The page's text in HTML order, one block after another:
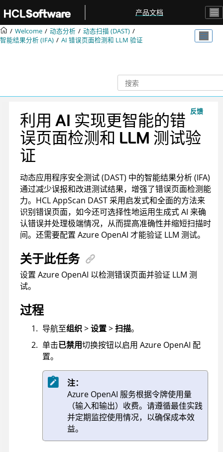
产品文档
Welcome 动态分析
动态扫描 (DAST)
智能结果分析 (IFA)
AI 错误页面检测和 LLM 验证
反馈
利用 AI 实现更智能的错
误页面检测和 LLM 测试验
证
动态应用程序安全测试 (DAST) 中的智能结果分析 (IFA)
通过减少误报和改进测试结果，增强了错误页面检测能
力。HCL AppScan DAST 采用启发式和全面的方法来
识别错误页面，如今还可选择性地运用生成式 AI 来确
认错误并处理极端情况，从而提高准确性并缩短扫描时
间。还需要配置 Azure OpenAI 才能验证 LLM 测试。
关于此任务
设置 Azure OpenAI 以检测错误页面并验证 LLM 测
试。
过程
导航至组织>设置>扫描。
单击已禁用切换按钮以启用 Azure OpenAI 配
置。
注：
Azure OpenAI 服务根据令牌使用量
（输入和输出）收费。请遵循最佳实践
并定期监控使用情况，以确保成本效
益。